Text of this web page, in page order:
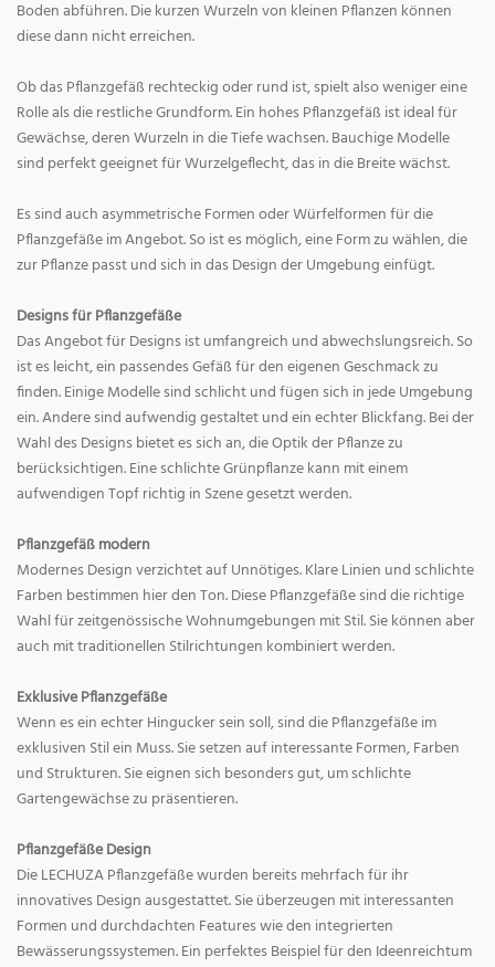
Boden abführen. Die kurzen Wurzeln von kleinen Pflanzen können
diese dann nicht erreichen.
Ob das Pflanzgefäß rechteckig oder rund ist, spielt also weniger eine
Rolle als die restliche Grundform. Ein hohes Pflanzgefäß ist ideal für
Gewächse, deren Wurzeln in die Tiefe wachsen. Bauchige Modelle
sind perfekt geeignet für Wurzelgeflecht, das in die Breite wächst.
Es sind auch asymmetrische Formen oder Würfelformen für die
Pflanzgefäße im Angebot. So ist es möglich, eine Form zu wählen, die
zur Pflanze passt und sich in das Design der Umgebung einfügt.
Designs für Pflanzgefäße
Das Angebot für Designs ist umfangreich und abwechslungsreich. So
ist es leicht, ein passendes Gefäß für den eigenen Geschmack zu
finden. Einige Modelle sind schlicht und fügen sich in jede Umgebung
ein. Andere sind aufwendig gestaltet und ein echter Blickfang. Bei der
Wahl des Designs bietet es sich an, die Optik der Pflanze zu
berücksichtigen. Eine schlichte Grünpflanze kann mit einem
aufwendigen Topf richtig in Szene gesetzt werden.
Pflanzgefäß modern
Modernes Design verzichtet auf Unnötiges. Klare Linien und schlichte
Farben bestimmen hier den Ton. Diese Pflanzgefäße sind die richtige
Wahl für zeitgenössische Wohnumgebungen mit Stil. Sie können aber
auch mit traditionellen Stilrichtungen kombiniert werden.
Exklusive Pflanzgefäße
Wenn es ein echter Hingucker sein soll, sind die Pflanzgefäße im
exklusiven Stil ein Muss. Sie setzen auf interessante Formen, Farben
und Strukturen. Sie eignen sich besonders gut, um schlichte
Gartengewächse zu präsentieren.
Pflanzgefäße Design
Die LECHUZA Pflanzgefäße wurden bereits mehrfach für ihr
innovatives Design ausgestattet. Sie überzeugen mit interessanten
Formen und durchdachten Features wie den integrierten
Bewässerungssystemen. Ein perfektes Beispiel für den Ideenreichtum